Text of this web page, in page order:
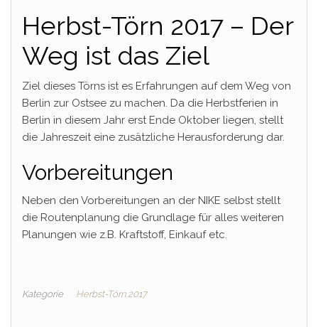
Herbst-Törn 2017 – Der
Weg ist das Ziel
Ziel dieses Törns ist es Erfahrungen auf dem Weg von
Berlin zur Ostsee zu machen. Da die Herbstferien in
Berlin in diesem Jahr erst Ende Oktober liegen, stellt
die Jahreszeit eine zusätzliche Herausforderung dar.
Vorbereitungen
Neben den Vorbereitungen an der NIKE selbst stellt
die Routenplanung die Grundlage für alles weiteren
Planungen wie z.B. Kraftstoff, Einkauf etc.
Kategorie Herbst-Törn 2017